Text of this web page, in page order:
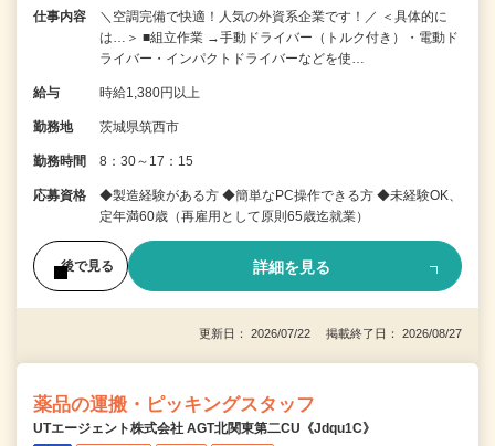
仕事内容
＼空調完備で快適！人気の外資系企業です！／ ＜具体的に
は…＞ ■組立作業 →手動ドライバー（トルク付き）・電動ド
ライバー・インパクトドライバーなどを使…
給与 時給1,380円以上
勤務地 茨城県筑西市
勤務時間 8：30～17：15
応募資格
◆製造経験がある方 ◆簡単なPC操作できる方 ◆未経験OK、
定年満60歳（再雇用として原則65歳迄就業）
後で見る 詳細を見る
更新日： 2026/07/22 掲載終了日： 2026/08/27
薬品の運搬・ピッキングスタッフ
UTエージェント株式会社 AGT北関東第二CU《Jdqu1C》